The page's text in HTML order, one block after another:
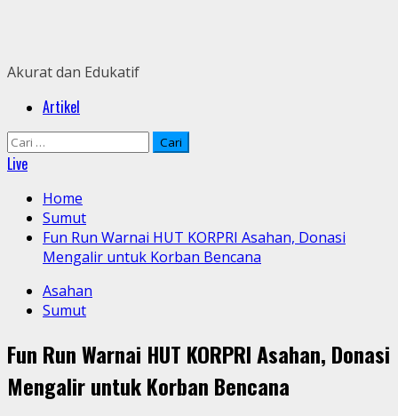
Akurat dan Edukatif
PrimaryArtikel
Cari
untuk:
Live
Home
Sumut
Fun Run Warnai HUT KORPRI Asahan, Donasi
Mengalir untuk Korban Bencana
Asahan
Sumut
Fun Run Warnai HUT KORPRI Asahan, Donasi
Mengalir untuk Korban Bencana